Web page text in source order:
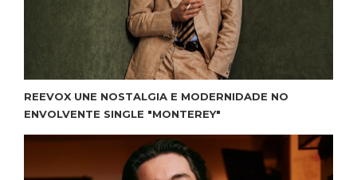
REEVOX UNE NOSTALGIA E MODERNIDADE NO
ENVOLVENTE SINGLE "MONTEREY"